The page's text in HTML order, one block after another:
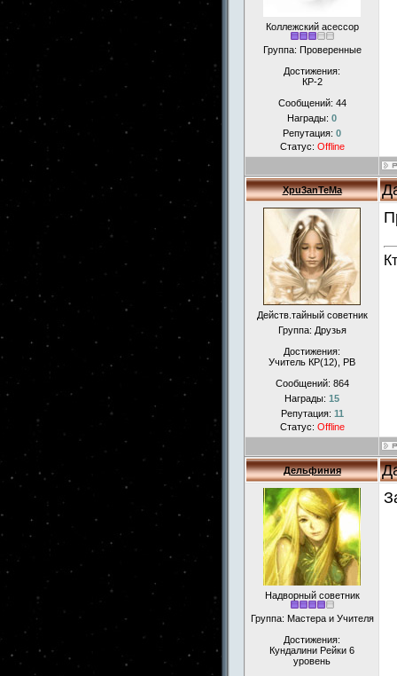
Коллежский асессор
Группа: Проверенные
Достижения:
КР-2
Сообщений: 44
Награды: 0
Репутация: 0
Статус: Offline
Xpu3anTeMa
Действ.тайный советник
Группа: Друзья
Достижения:
Учитель КР(12), РВ
Сообщений: 864
Награды: 15
Репутация: 11
Статус: Offline
Дельфиния
Надворный советник
Группа: Мастера и Учителя
Достижения:
Кундалини Рейки 6
уровень